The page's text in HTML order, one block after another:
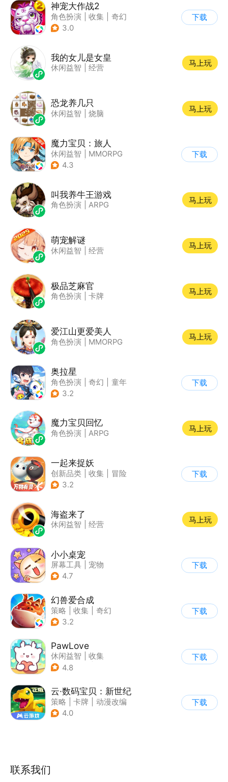
神宠大作战2
角色扮演 收集
奇幻
| 宠物
3.0
下载
我的女儿是女皇
休闲益智 经营
马上玩
恐龙养几只
休闲益智 烧脑
马上玩
魔力宝贝：旅人
休闲益智
MMORPG
| 异世界
4.3
下载
叫我养牛王游戏
角色扮演 ARPG
马上玩
萌宠解谜
休闲益智 经营
马上玩
极品芝麻官
角色扮演 卡牌
马上玩
爱江山更爱美人
角色扮演 MMORPG
马上玩
奥拉星
角色扮演 奇幻
童年
| 卡通
3.2
下载
魔力宝贝回忆
角色扮演 ARPG
马上玩
一起来捉妖
创新品类 收集
冒险
| 卡通
3.2
下载
海盗来了
休闲益智 经营
马上玩
小小桌宠
屏幕工具
宠物
4.7
下载
幻兽爱合成
策略 收集
奇幻
| 卡通
3.2
下载
PawLove
休闲益智
收集
| 居家生活
4.8
下载
云·数码宝贝：新世纪
策略 卡牌
动漫改编
| 数码宝贝
4.0
下载
联系我们